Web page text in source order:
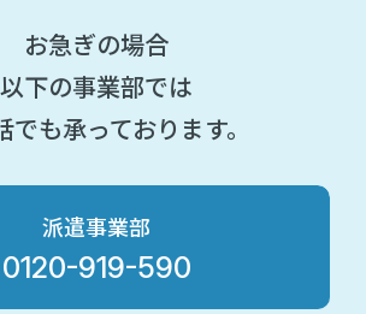
人情報は、法令で許された場合を除き、本人
、第三者に開示、提供しません。
人情報を、適切かつ合理的なレベルの安全対
危険防止に努めます。
お急ぎの場合
以下の事業部では
でも承っております。
派遣事業部
0120-919-590